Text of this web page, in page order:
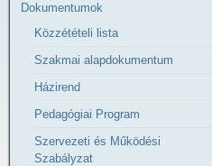
Dokumentumok
Közzétételi lista
Szakmai alapdokumentum
Házirend
Pedagógiai Program
Szervezeti és Működési
Szabályzat